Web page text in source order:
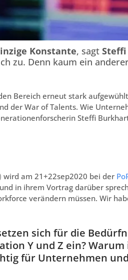
Konstante, sagt
zu. Denn kaum ein
Bereich erneut stark
der War of Talents. Wie
Steffi
wird am 21+22sep2020 bei der
in ihrem Vortrag darüber
verändern müssen. Wir
sich für die
Y und Z ein?
für Unternehmen und